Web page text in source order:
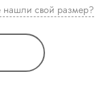
Не нашли свой размер?